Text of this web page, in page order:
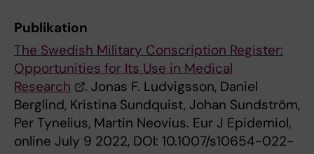
Publikation
The Swedish Military Conscription Register:
Opportunities for Its Use in Medical
Research
. Jonas F. Ludvigsson, Daniel
Berglind, Kristina Sundquist, Johan Sundström,
Per Tynelius, Martin Neovius. Eur J Epidemiol,
online July 9 2022, DOI: 10.1007/s10654-022-